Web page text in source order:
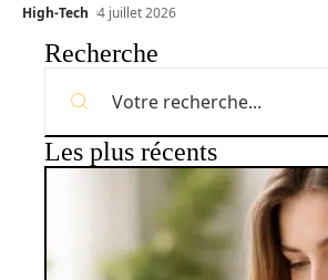
High-Tech 4 juillet 2026
Recherche
Les plus récents